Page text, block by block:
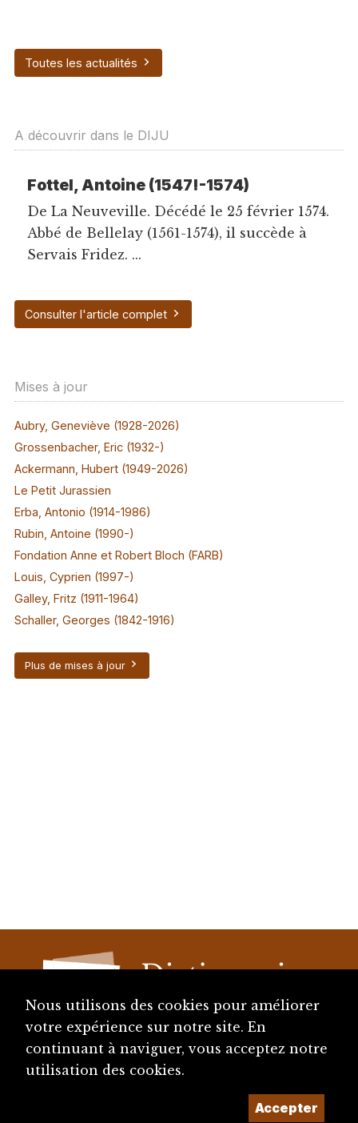
Toutes les actualités
A découvrir dans le DIJU
Fottel, Antoine (1547!-1574)
De La Neuveville. Décédé le 25 février 1574.
Abbé de Bellelay (1561-1574), il succède à
Servais Fridez. ...
Consulter l'article complet
Mises à jour
Aubry, Geneviève (1928-2026)
Grossenbacher, Eric (1932-)
Ackermann, Hubert (1949-2026)
Le Petit Jurassien
Erba, Antonio (1914-1986)
Rubin, Antoine (1990-)
Fondation Anne et Robert Bloch (FARB)
Louis, Cyprien (1997-)
Galley, Fritz (1911-1964)
Schaller, Georges (1842-1916)
Plus de mises à jour
diju@diju.ch
Nous utilisons des cookies pour améliorer
votre expérience sur notre site. En
continuant à naviguer, vous acceptez notre
utilisation des cookies.
Accepter